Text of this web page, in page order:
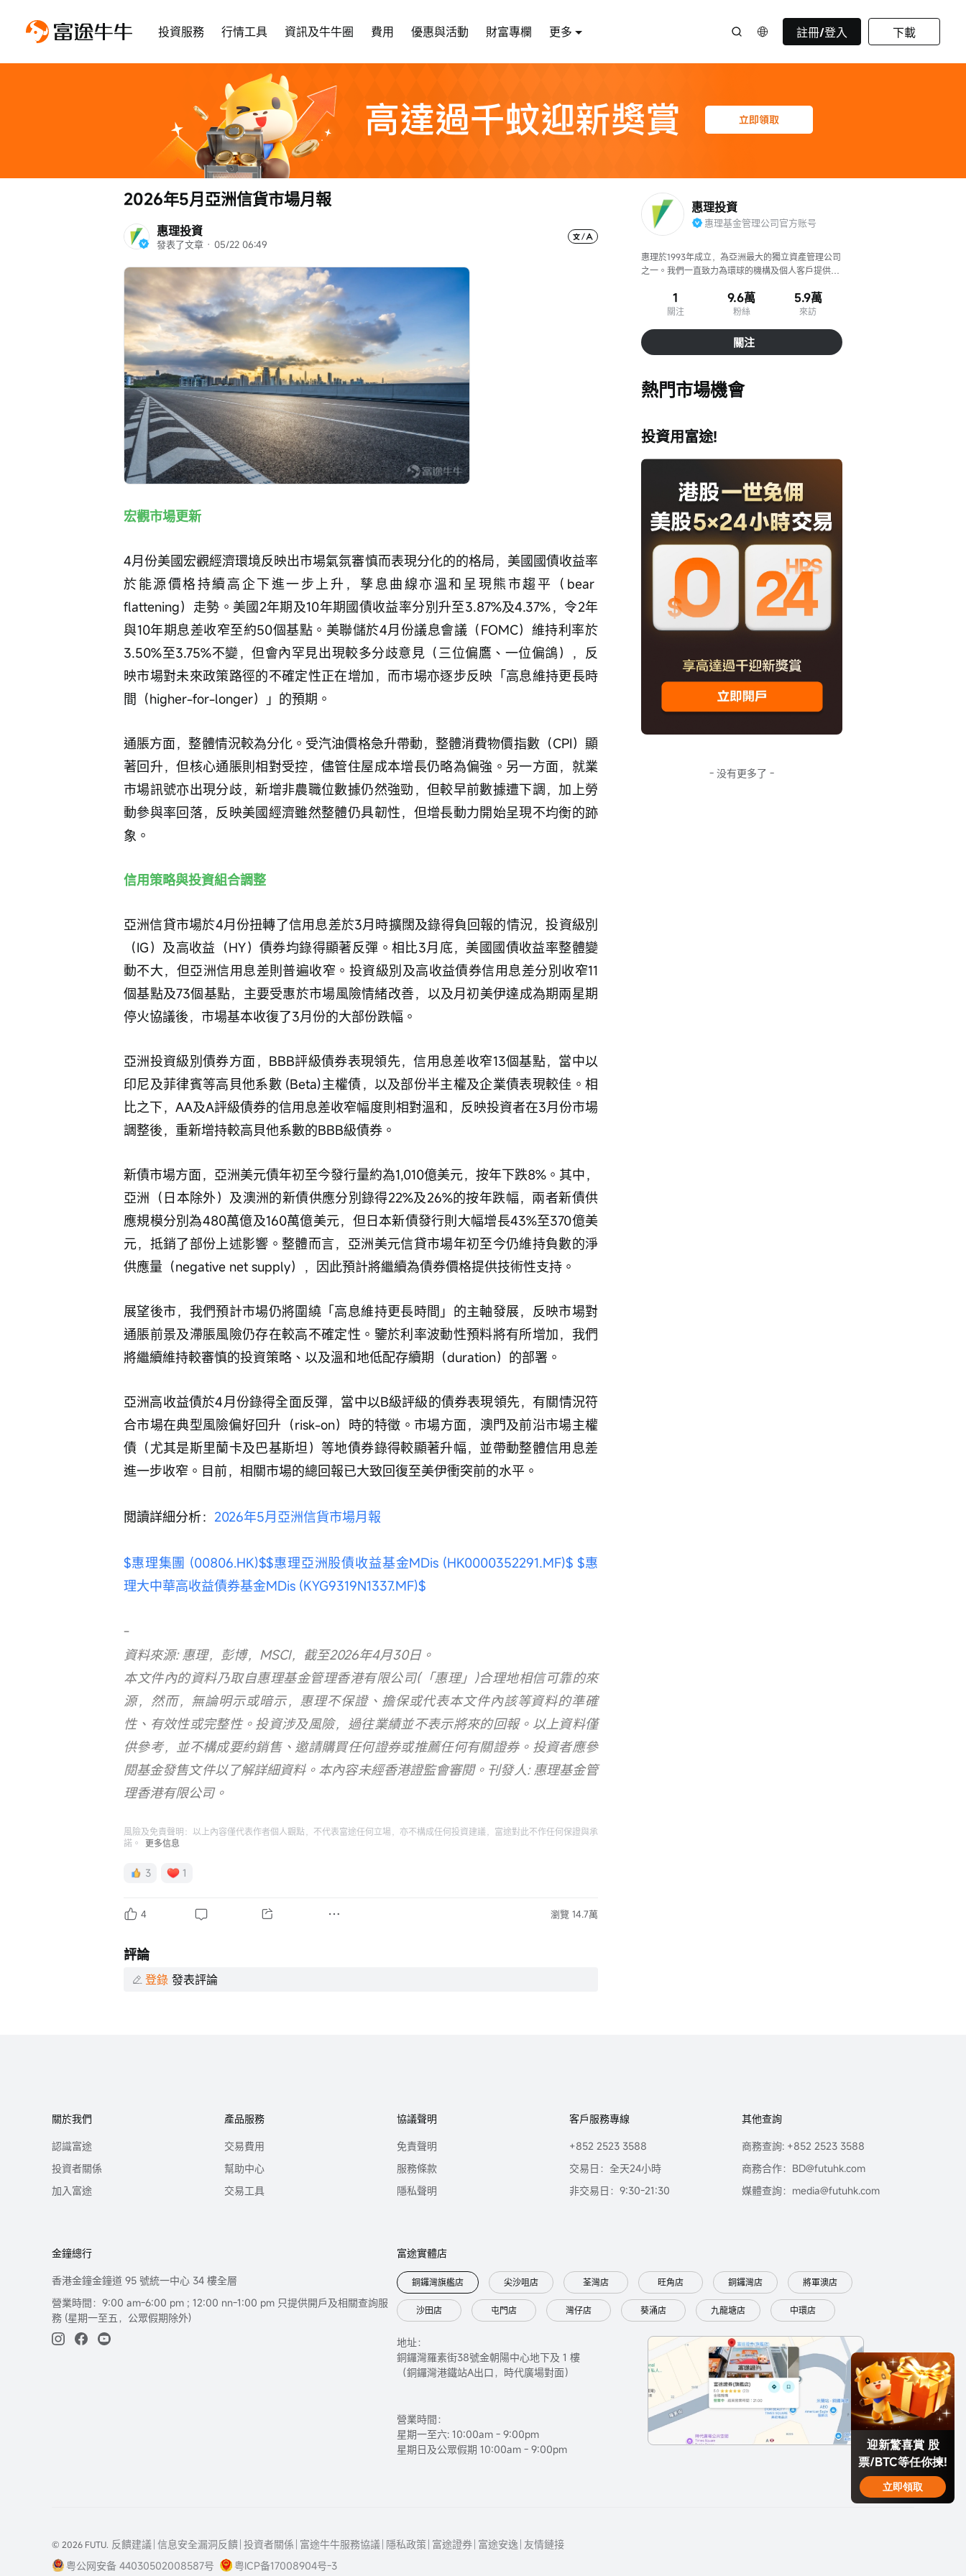
投資服務 行情工具 資訊及牛牛圈 費用 優惠與活動 財富專欄 更多 註冊/登入 下載
迎新驚喜賞 股
票/BTC等任你揀!
立即領取
惠理投資
發表了文章 · 05/22 06:49
2026年5月亞洲信貨市場月報
宏觀市場更新
4月份美國宏觀經濟環境反映出市場氣氛審慎而表現分化的的格局，美國國債收益率
於能源價格持續高企下進一步上升，孳息曲線亦溫和呈現熊市趨平（bear
flattening）走勢。美國2年期及10年期國債收益率分別升至3.87%及4.37%，令2年
與10年期息差收窄至約50個基點。美聯儲於4月份議息會議（FOMC）維持利率於
3.50%至3.75%不變，但會內罕見出現較多分歧意見（三位偏鷹、一位偏鴿），反
映市場對未來政策路徑的不確定性正在增加，而市場亦逐步反映「高息維持更長時
間（higher-for-longer）」的預期。
通脹方面，整體情況較為分化。受汽油價格急升帶動，整體消費物價指數（CPI）顯
著回升，但核心通脹則相對受控，儘管住屋成本增長仍略為偏強。另一方面，就業
市場訊號亦出現分歧，新增非農職位數據仍然強勁，但較早前數據遭下調，加上勞
動參與率回落，反映美國經濟雖然整體仍具韌性，但增長動力開始呈現不均衡的跡
象。
信用策略與投資組合調整
亞洲信貸市場於4月份扭轉了信用息差於3月時擴闊及錄得負回報的情況，投資級別
（IG）及高收益（HY）債券均錄得顯著反彈。相比3月底，美國國債收益率整體變
動不大，但亞洲信用息差則普遍收窄。投資級別及高收益債券信用息差分別收窄11
個基點及73個基點，主要受惠於市場風險情緒改善，以及月初美伊達成為期兩星期
停火協議後，市場基本收復了3月份的大部份跌幅。
亞洲投資級別債券方面，BBB評級債券表現領先，信用息差收窄13個基點，當中以
印尼及菲律賓等高貝他系數 (Beta)主權債，以及部份半主權及企業債表現較佳。相
比之下，AA及A評級債券的信用息差收窄幅度則相對溫和，反映投資者在3月份市場
調整後，重新增持較高貝他系數的BBB級債券。
新債市場方面，亞洲美元債年初至今發行量約為1,010億美元，按年下跌8%。其中，
亞洲（日本除外）及澳洲的新債供應分別錄得22%及26%的按年跌幅，兩者新債供
應規模分別為480萬億及160萬億美元，但日本新債發行則大幅增長43%至370億美
元，抵銷了部份上述影響。整體而言，亞洲美元信貸市場年初至今仍維持負數的淨
供應量（negative net supply），因此預計將繼續為債券價格提供技術性支持。
展望後市，我們預計市場仍將圍繞「高息維持更長時間」的主軸發展，反映市場對
通脹前景及滯脹風險仍存在較高不確定性。鑒於利率波動性預料將有所增加，我們
將繼續維持較審慎的投資策略、以及溫和地低配存續期（duration）的部署。
亞洲高收益債於4月份錄得全面反彈，當中以B級評級的債券表現領先，有關情況符
合市場在典型風險偏好回升（risk-on）時的特徵。市場方面，澳門及前沿市場主權
債（尤其是斯里蘭卡及巴基斯坦）等地債券錄得較顯著升幅，並帶動整體信用息差
進一步收窄。目前，相關市場的總回報已大致回復至美伊衝突前的水平。
閲讀詳細分析： 2026年5月亞洲信貨市場月報
$惠理集團 (00806.HK)$$惠理亞洲股債收益基金MDis (HK0000352291.MF)$ $惠
理大中華高收益債券基金MDis (KYG9319N1337.MF)$
-
資料來源: 惠理，彭博，MSCI，截至2026年4月30日。
本文件內的資料乃取自惠理基金管理香港有限公司(「惠理」)合理地相信可靠的來
源，然而，無論明示或暗示，惠理不保證、擔保或代表本文件內該等資料的準確
性、有效性或完整性。投資涉及風險，過往業績並不表示將來的回報。以上資料僅
供參考，並不構成要約銷售、邀請購買任何證券或推薦任何有關證券。投資者應參
閱基金發售文件以了解詳細資料。本內容未經香港證監會審閱。刊發人: 惠理基金管
理香港有限公司。
風險及免責聲明：以上內容僅代表作者個人觀點，不代表富途任何立場，亦不構成任何投資建議，富途對此不作任何保證與承
諾。
更多信息
3 1
4 瀏覽 14.7萬
評論
登錄 發表評論
惠理投資
惠理基金管理公司官方账号
惠理於1993年成立，為亞洲最大的獨立資產管理公司
之一。我們一直致力為環球的機構及個人客戶提供世
1
關注
9.6萬
粉絲
5.9萬
來訪
關注
熱門市場機會
投資用富途!
- 没有更多了 -
關於我們
認識富途
投資者關係
加入富途
產品服務
交易費用
幫助中心
交易工具
協議聲明
免責聲明
服務條款
隱私聲明
客戶服務專線
+852 2523 3588
交易日：全天24小時
非交易日：9:30-21:30
其他查詢
商務查詢: +852 2523 3588
商務合作：BD@futuhk.com
媒體查詢：media@futuhk.com
金鐘總行
香港金鐘金鐘道 95 號統一中心 34 樓全層
營業時間：9:00 am-6:00 pm ; 12:00 nn-1:00 pm 只提供開戶及相關查詢服
務 (星期一至五，公眾假期除外)
富途實體店
銅鑼灣旗艦店 尖沙咀店 荃灣店 旺角店 銅鑼灣店 將軍澳店
沙田店 屯門店 灣仔店 葵涌店 九龍塘店 中環店
地址：
銅鑼灣羅素街38號金朝陽中心地下及 1 樓
（銅鑼灣港鐵站A出口，時代廣場對面）
營業時間：
星期一至六: 10:00am - 9:00pm
星期日及公眾假期 10:00am - 9:00pm
© 2026 FUTU. 反饋建議 信息安全漏洞反饋 投資者關係 富途牛牛服務協議 隱私政策 富途證券 富途安逸 友情鏈接
粤公网安备 44030502008587号
粤ICP备17008904号-3